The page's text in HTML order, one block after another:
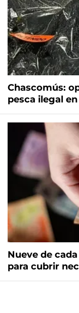
Chascomús:
pesca ilegal
Nueve de
para cubrir